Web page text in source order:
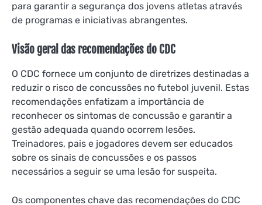
para garantir a segurança dos jovens atletas através
de programas e iniciativas abrangentes.
Visão geral das recomendações do CDC
O CDC fornece um conjunto de diretrizes destinadas a
reduzir o risco de concussões no futebol juvenil. Estas
recomendações enfatizam a importância de
reconhecer os sintomas de concussão e garantir a
gestão adequada quando ocorrem lesões.
Treinadores, pais e jogadores devem ser educados
sobre os sinais de concussões e os passos
necessários a seguir se uma lesão for suspeita.
Os componentes chave das recomendações do CDC